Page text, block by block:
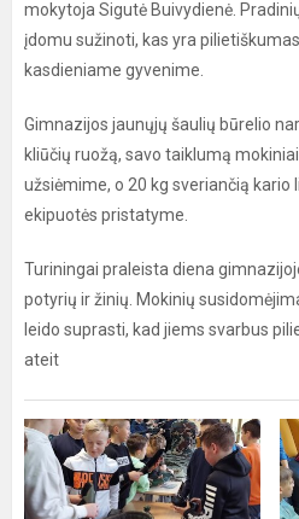
mokytoja Sigutė Buivydienė.
įdomu sužinoti, kas yra
kasdieniame gyvenime.
Gimnazijos jaunųjų šaulių būrelio
kliūčių ruožą, savo taiklumą
užsiėmime, o 20 kg sveriančią kario
ekipuotės pristatyme.
Turiningai praleista diena
potyrių ir žinių. Mokinių
leido suprasti, kad jiems svarbus
ateit